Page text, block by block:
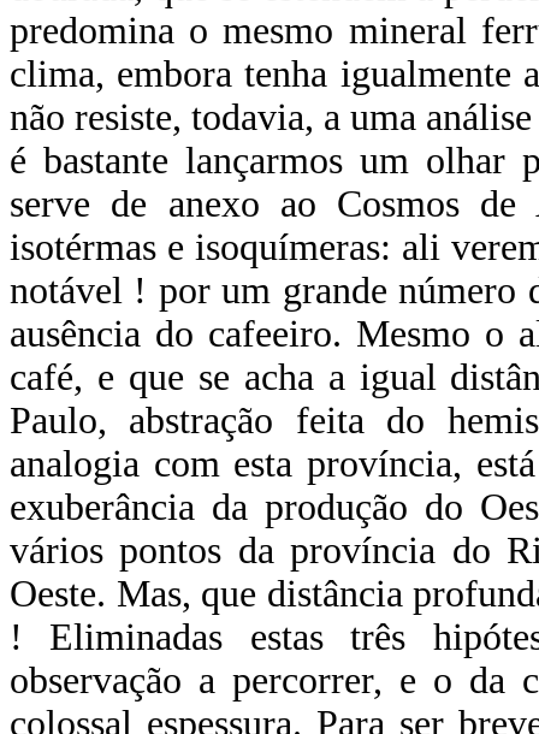
predomina o mesmo mineral
clima, embora tenha igualmente
não resiste, todavia, a uma
é bastante lançarmos um olhar
serve de anexo ao Cosmos
isotérmas e isoquímeras: ali
notável ! por um grande número
ausência do cafeeiro. Mesmo o
café, e que se acha a igual
Paulo, abstração feita do
analogia com esta província,
exuberância da produção do
vários pontos da província do
Oeste. Mas, que distância
! Eliminadas estas três
observação a percorrer, e o da
colossal espessura. Para ser